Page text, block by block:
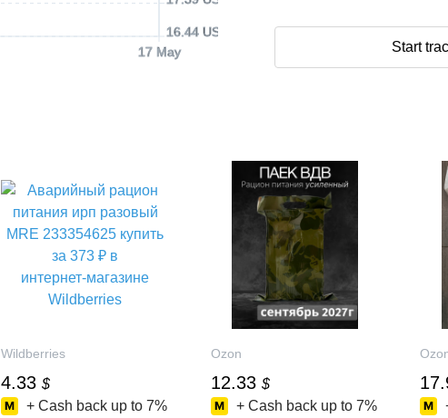
17 May
16.44 USD
Start
Wildberries
4.33 $
+ Cash back up to 7%
Ozon
12.33 $
+ Cash back up to 7%